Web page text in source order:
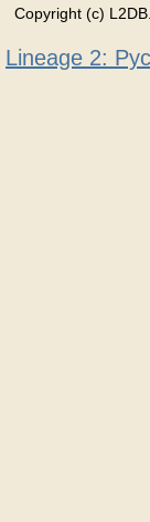
Copyright (c)
Lineage 2: